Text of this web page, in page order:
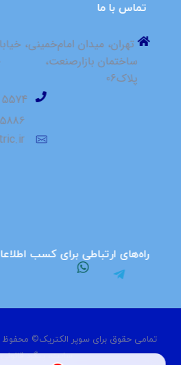
⁮⁮⁮⁮ ⁮⁮تماس با ما
⁮⁮تهران، میدان امام‌خمینی،
⁮⁮ساختمان بازارصنعت،
پلاک06
5886 240 0912
راه‌های ارتباطی برای کسب
تمامی حقوق برای سوپر الکتریک© محفوظ
سایت، پیگرد قانونی